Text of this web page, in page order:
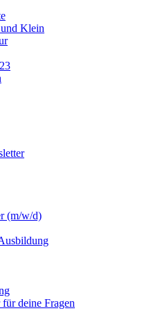
Klein
(m/w/d)
deine Fragen